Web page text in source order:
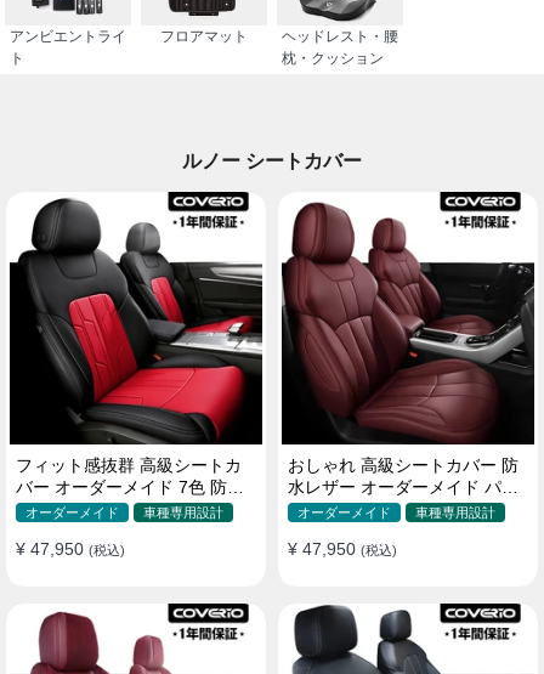
アンビエントライ
ト
フロアマット
ヘッドレスト・腰
枕・クッション
ルノー シートカバー
フィット感抜群 高級シートカ
バー オーダーメイド 7色 防水
レザー おしゃれ 全席セット
オーダーメイド 車種専用設計
¥ 47,950 (税込)
おしゃれ 高級シートカバー 防
水レザー オーダーメイド パン
チング加工 9色 全席セット
オーダーメイド 車種専用設計
¥ 47,950 (税込)